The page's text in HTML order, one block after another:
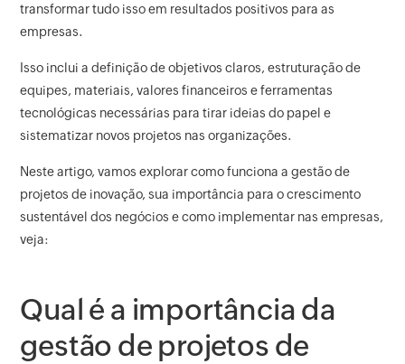
transformar tudo isso em resultados positivos para as
empresas.
Isso inclui a definição de objetivos claros, estruturação de
equipes, materiais, valores financeiros e ferramentas
tecnológicas necessárias para tirar ideias do papel e
sistematizar novos projetos nas organizações.
Neste artigo, vamos explorar como funciona a gestão de
projetos de inovação, sua importância para o crescimento
sustentável dos negócios e como implementar nas empresas,
veja:
Qual é a importância da
gestão de projetos de